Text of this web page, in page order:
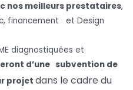
nos meilleurs prestataires,
financement et Design
diagnostiquées et
d’une subvention de
projetdans le cadre du